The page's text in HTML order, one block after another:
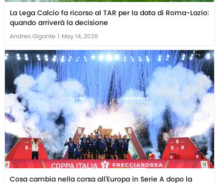
La Lega Calcio fa ricorso al TAR per la data di Roma-Lazio:
quando arriverà la decisione
Andrea Gigante | May 14, 2026
Cosa cambia nella corsa all'Europa in Serie A dopo la